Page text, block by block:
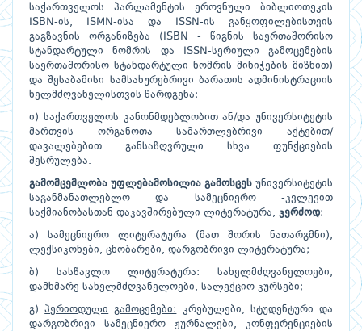
საქართველოს პარლამენტის ეროვნული ბიბლიოთეკის
ISBN-ის, ISMN-ისა და ISSN-ის განყოფილებისთვის
გაგზავნის ორგანიზება (ISBN - წიგნის საერთაშორისო
სტანდარტული ნომრის და ISSN-სერიული გამოცემების
საერთაშორისო სტანდარტული ნომრის მინიჭების მიზნით)
და შესაბამისი სამსახურებრივი ბარათის ადმინისტრაციის
ხელმძღვანელისთვის წარდგენა;
ი) საქართველოს კანონმდებლობით ან/და უნივერსიტეტის
მართვის ორგანოთა სამართლებრივი აქტებით/
დავალებებით განსაზღვრული სხვა ფუნქციების
შესრულება.
გამომცემლობა უფლებამოსილია გამოსცეს უნივერსიტეტის
საგანმანათლებლო და სამეცნიერო -კვლევით
საქმიანობასთან დაკავშირებული ლიტერატურა, კერძოდ:
ა) სამეცნიერო ლიტერატურა (მათ შორის ნათარგმნი),
ლექსიკონები, ცნობარები, დარგობრივი ლიტერატურა;
ბ) სასწავლო ლიტერატურა: სახელმძღვანელოები,
დამხმარე სახელმძღვანელოები, სალექციო კურსები;
გ)პერიოდული გამოცემები:
კრებულები, სტუდენტური და
დარგობრივი სამეცნიერო ჟურნალები, კონფერენციების